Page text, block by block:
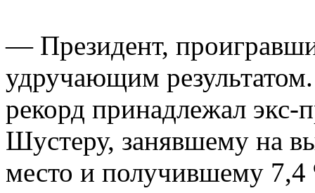
— Президент,
удручающим
рекорд принадлежал экс-
Шустеру, занявшему на
место и получившему 7,4